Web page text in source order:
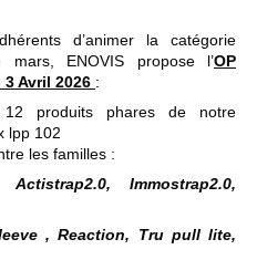
d’animer la catégorie
ENOVIS propose l’OP
3 Avril 2026 :
produits phares de notre
lpp 102
les familles :
Immostrap2.0,
, Reaction, Tru pull lite,